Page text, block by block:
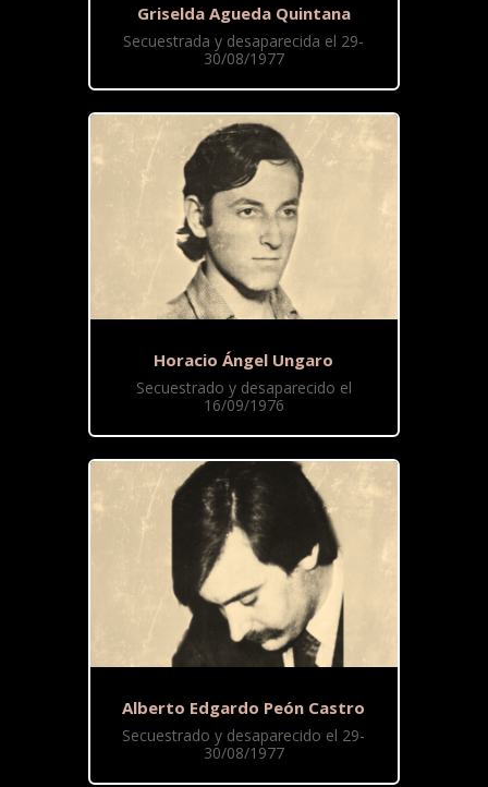
Griselda Agueda Quintana
Secuestrada y desaparecida el 29-
30/08/1977
Horacio Ángel Ungaro
Secuestrado y desaparecido el
16/09/1976
Alberto Edgardo Peón Castro
Secuestrado y desaparecido el 29-
30/08/1977